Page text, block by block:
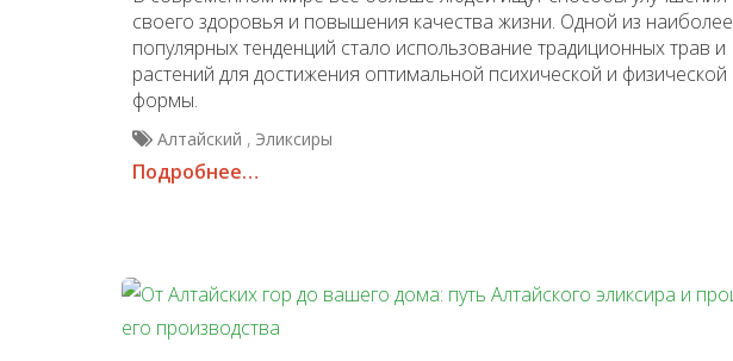
своего здоровья и повышения качества жизни. Одной из наиболее
популярных тенденций стало использование традиционных трав и
растений для достижения оптимальной психической и физической
формы.
Алтайский , Эликсиры
Подробнее…